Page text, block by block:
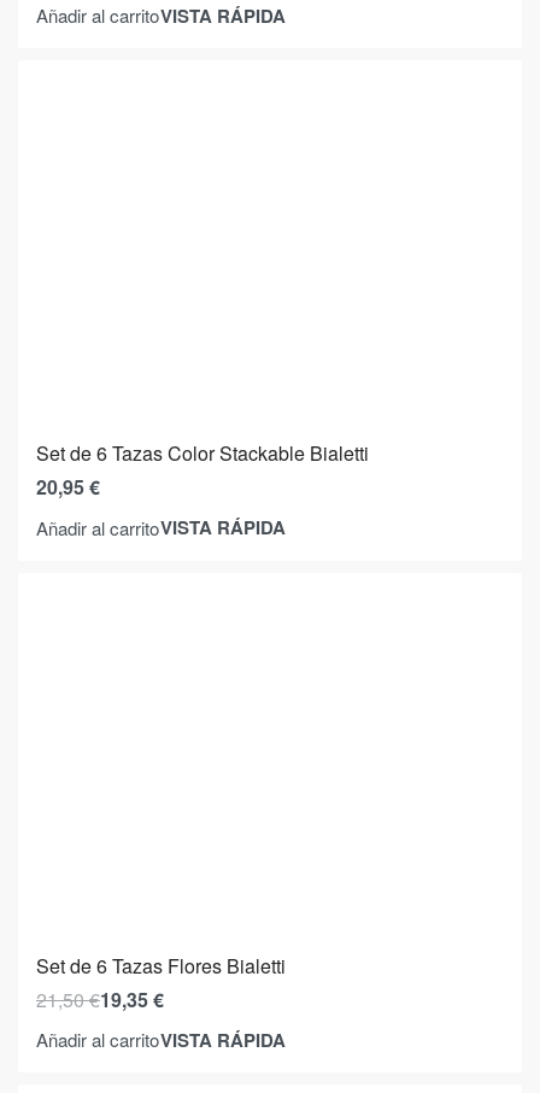
Añadir al carritoVISTA RÁPIDA
Set de 6 Tazas Color Stackable Bialetti
20,95€
Añadir al carritoVISTA RÁPIDA
Set de 6 Tazas Flores Bialetti
21,50€19,35€
Añadir al carritoVISTA RÁPIDA